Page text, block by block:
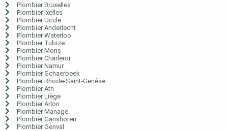
Plombier Bruxelles
Plombier Ixelles
Plombier Uccle
Plombier Anderlecht
Plombier Waterloo
Plombier Tubize
Plombier Mons
Plombier Charleroi
Plombier Namur
Plombier Schaerbeek
Plombier Rhode-Saint-Genèse
Plombier Ath
Plombier Liège
Plombier Arlon
Plombier Manage
Plombier Ganshoren
Plombier Genval